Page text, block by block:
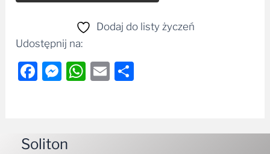
Dodaj do listy życzeń
Udostępnij na:
Facebook
Messenger
WhatsApp
Email
Soliton